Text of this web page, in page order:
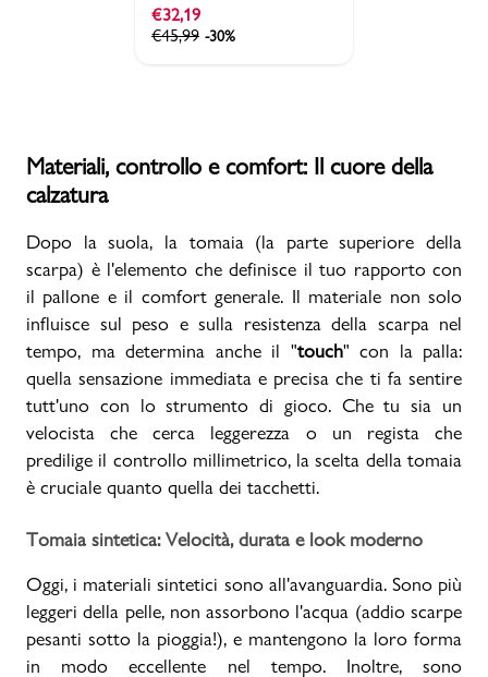
€32,19
€45,99 -30%
Materiali, controllo e comfort: Il cuore della
calzatura
Dopo la suola, la tomaia (la parte superiore della
scarpa) è l'elemento che definisce il tuo rapporto con
il pallone e il comfort generale. Il materiale non solo
influisce sul peso e sulla resistenza della scarpa nel
tempo, ma determina anche il "touch" con la palla:
quella sensazione immediata e precisa che ti fa sentire
tutt'uno con lo strumento di gioco. Che tu sia un
velocista che cerca leggerezza o un regista che
predilige il controllo millimetrico, la scelta della tomaia
è cruciale quanto quella dei tacchetti.
Tomaia sintetica: Velocità, durata e look moderno
Oggi, i materiali sintetici sono all'avanguardia. Sono più
leggeri della pelle, non assorbono l'acqua (addio scarpe
pesanti sotto la pioggia!), e mantengono la loro forma
in modo eccellente nel tempo. Inoltre, sono